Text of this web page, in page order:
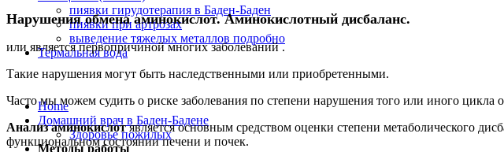
пиявки гирудотерапия в Баден-Баден
пиявки при артрозах
выведение тяжелых металлов подробно
Термальная вода
Home
Домашний врач в Баден-Бадене
Здоровье пожилых
Методы работы
Нарушения обмена аминокислот.Аминокислотный дисбаланс.
или являетсяпервопричиной многих заболеваний .
Такие нарушения могут быть наследственными или приобретенными.
Часто мы можем судить о риске заболевания по степени нарушения того или иного цикла
Анализ аминокислотявляется основным средством оценки степени метаболического
функциональном состоянии печени и почек.